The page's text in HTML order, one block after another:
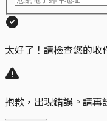
太好了！請檢查您的收
抱歉，出現錯誤。請再